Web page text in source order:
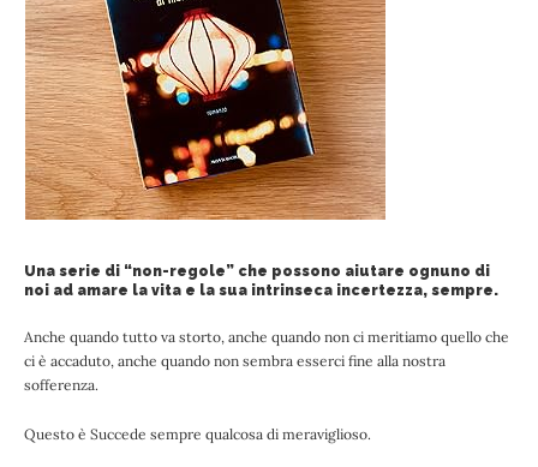
Una serie di “non-regole” che possono aiutare ognuno di
noi ad amare la vita e la sua intrinseca incertezza, sempre.
Anche quando tutto va storto, anche quando non ci meritiamo quello che
ci è accaduto, anche quando non sembra esserci fine alla nostra
sofferenza.
Questo è Succede sempre qualcosa di meraviglioso.